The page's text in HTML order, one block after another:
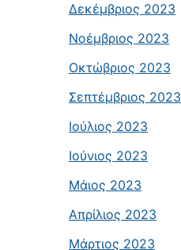
Δεκέμβριος 2023
Νοέμβριος 2023
Οκτώβριος 2023
Σεπτέμβριος 2023
Ιούλιος 2023
Ιούνιος 2023
Μάιος 2023
Απρίλιος 2023
Μάρτιος 2023